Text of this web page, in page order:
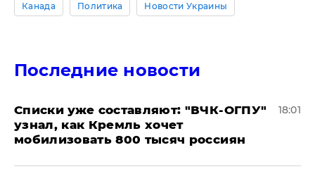
Канада Политика Новости Украины
Последние новости
Списки уже составляют: "ВЧК-ОГПУ"
узнал, как Кремль хочет
мобилизовать 800 тысяч россиян
18:01